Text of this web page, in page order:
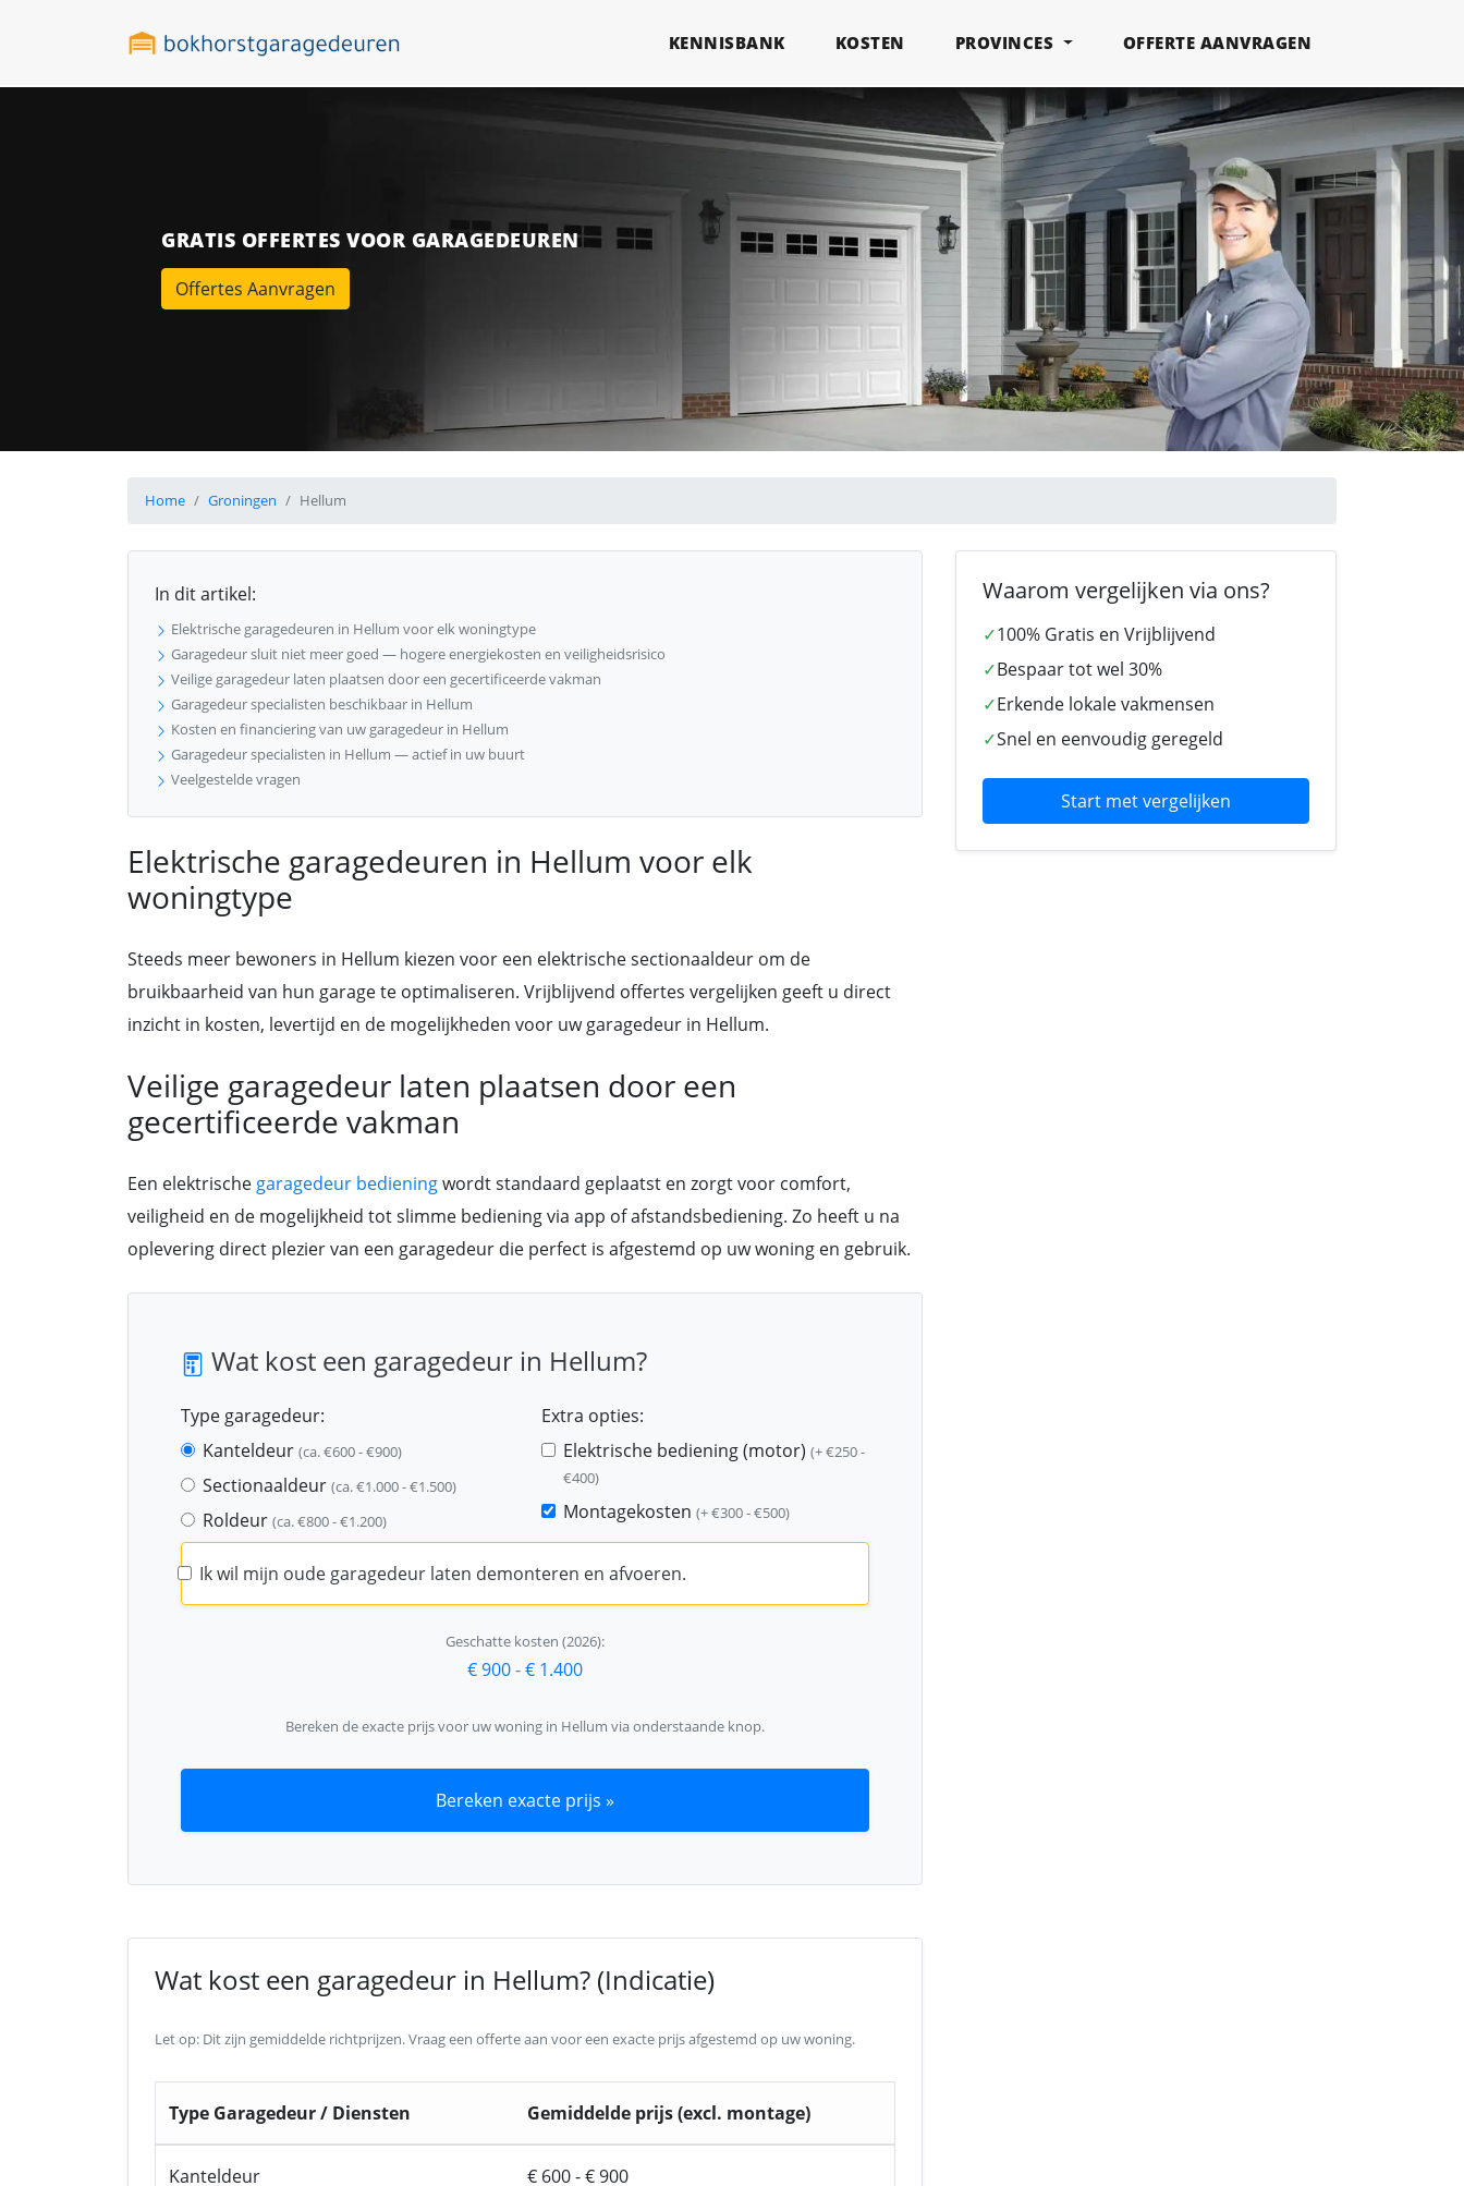
KENNISBANK KOSTEN PROVINCES OFFERTE AANVRAGEN
GRATIS OFFERTES VOOR GARAGEDEUREN
Offertes Aanvragen
Home Groningen Hellum
In dit artikel:
Elektrische garagedeuren in Hellum voor elk woningtype
Garagedeur sluit niet meer goed — hogere energiekosten en veiligheidsrisico
Veilige garagedeur laten plaatsen door een gecertificeerde vakman
Garagedeur specialisten beschikbaar in Hellum
Kosten en financiering van uw garagedeur in Hellum
Garagedeur specialisten in Hellum — actief in uw buurt
Veelgestelde vragen
Elektrische garagedeuren in Hellum voor elk
woningtype
Steeds meer bewoners in Hellum kiezen voor een elektrische sectionaaldeur om de
bruikbaarheid van hun garage te optimaliseren. Vrijblijvend offertes vergelijken geeft u direct
inzicht in kosten, levertijd en de mogelijkheden voor uw garagedeur in Hellum.
Veilige garagedeur laten plaatsen door een
gecertificeerde vakman
Een elektrische garagedeur bedieningwordt standaard geplaatst en zorgt voor comfort,
veiligheid en de mogelijkheid tot slimme bediening via app of afstandsbediening. Zo heeft u na
oplevering direct plezier van een garagedeur die perfect is afgestemd op uw woning en gebruik.
Wat kost een garagedeur in Hellum?
Type garagedeur:
Kanteldeur (ca. €600 - €900)
Sectionaaldeur (ca. €1.000 - €1.500)
Roldeur (ca. €800 - €1.200)
Extra opties:
Elektrische bediening (motor) (+ €250 -
€400)
Montagekosten (+ €300 - €500)
Ik wil mijn oude garagedeur laten demonteren en afvoeren.
Geschatte kosten (2026):
€ 900-€ 1.400
Bereken de exacte prijs voor uw woning in Hellum via onderstaande knop.
Bereken exacte prijs »
Wat kost een garagedeur in Hellum? (Indicatie)
Let op: Dit zijn gemiddelde richtprijzen. Vraag een offerte aan voor een exacte prijs afgestemd op uw woning.
Type Garagedeur / Diensten Gemiddelde prijs (excl. montage)
Kanteldeur € 600 - € 900
Waarom vergelijken via ons?
✓100% Gratis en Vrijblijvend
✓Bespaar tot wel 30%
✓Erkende lokale vakmensen
✓Snel en eenvoudig geregeld
Start met vergelijken